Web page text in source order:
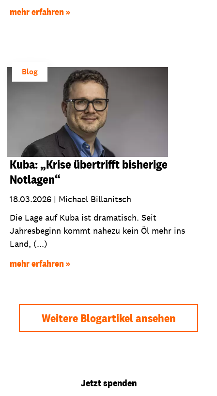
mehr erfahren
Blog
Kuba: „Krise übertrifft bisherige
Notlagen“
18.03.2026 | Michael Billanitsch
Die Lage auf Kuba ist dramatisch. Seit
Jahresbeginn kommt nahezu kein Öl mehr ins
Land, (...)
mehr erfahren
Weitere Blogartikel ansehen
Jetzt spenden